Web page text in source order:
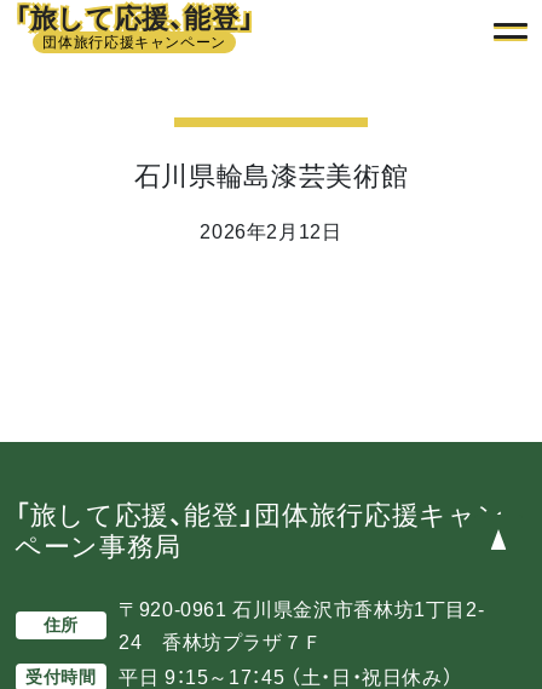
「旅して応援、能登」
団体旅行応援キャンペーン
石川県輪島漆芸美術館
2026年2月12日
「旅して応援、能登」団体旅行応援キャン
ペーン事務局
住所
〒920-0961 石川県金沢市香林坊1丁目2-
24 香林坊プラザ７Ｆ
受付時間 平日 9：15～17：45 （土・日・祝日休み）